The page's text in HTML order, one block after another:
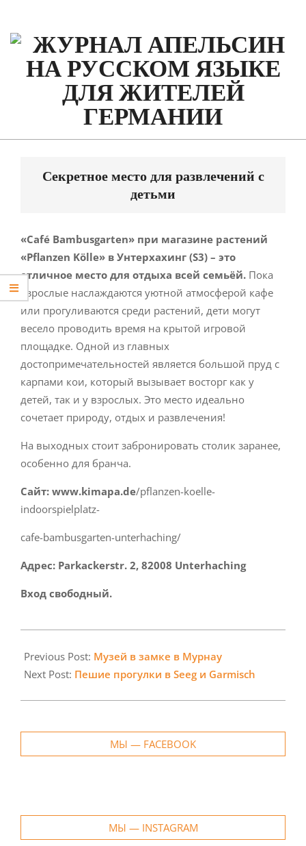
content
Секретное место для развлечений с
детьми
«Café Bambusgarten» при магазине растений
«Pflanzen Kölle» в Унтерхахинг (S3) – это
отличное место для отдыха всей семьёй. Пока
взрослые наслаждаются уютной атмосферой кафе
или прогуливаются среди растений, дети могут
весело проводить время на крытой игровой
площадке. Одной из главных
достопримечательностей является большой пруд с
карпами кои, который вызывает восторг как у
детей, так и у взрослых. Это место идеально
сочетает природу, отдых и развлечения!
На выходных стоит забронировать столик заранее,
особенно для бранча.
Сайт: www.kimapa.de/pflanzen-koelle-
indoorspielplatz-
cafe-bambusgarten-unterhaching/
Адрес: Parkackerstr. 2, 82008 Unterhaching
Вход свободный.
02-
13
Previous Post: Музей в замке в Мурнау
Next Post: Пешие прогулки в Seeg и Garmisch
МЫ — FACEBOOK
МЫ — INSTAGRAM